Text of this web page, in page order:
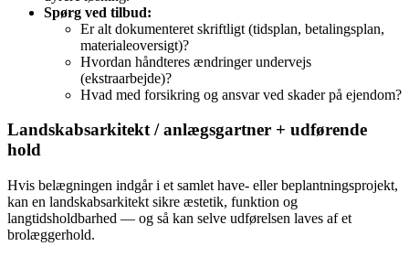
Spørg ved tilbud:
Er alt dokumenteret skriftligt (tidsplan, betalingsplan,
materialeoversigt)?
Hvordan håndteres ændringer undervejs
(ekstraarbejde)?
Hvad med forsikring og ansvar ved skader på ejendom?
Landskabsarkitekt / anlægsgartner + udførende
hold
Hvis belægningen indgår i et samlet have- eller beplantningsprojekt,
kan en landskabsarkitekt sikre æstetik, funktion og
langtidsholdbarhed — og så kan selve udførelsen laves af et
brolæggerhold.